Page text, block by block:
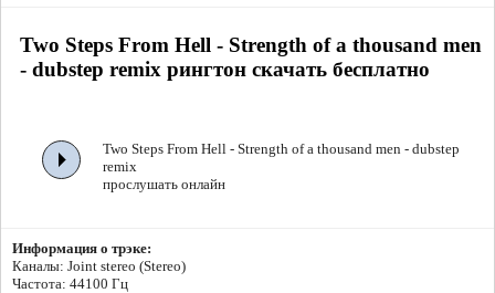
Two Steps From Hell - Strength of a thousand men
- dubstep remix рингтон скачать бесплатно
Two Steps From Hell - Strength of a thousand men - dubstep
remix
прослушать онлайн
Информация о трэке:
Каналы: Joint stereo (Stereo)
Частота: 44100 Гц